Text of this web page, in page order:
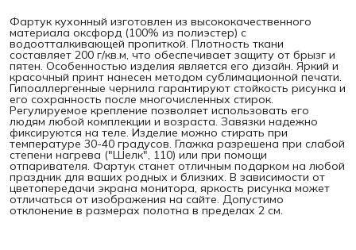
Фартук кухонный изготовлен из высококачественного
материала оксфорд (100% из полиэстер) с
водоотталкивающей пропиткой. Плотность ткани
составляет 200 г/кв.м, что обеспечивает защиту от брызг и
пятен. Особенностью изделия является его дизайн. Яркий и
красочный принт нанесен методом сублимационной печати.
Гипоаллергенные чернила гарантируют стойкость рисунка и
его сохранность после многочисленных стирок.
Регулируемое крепление позволяет использовать его
людям любой комплекции и возраста. Завязки надежно
фиксируются на теле. Изделие можно стирать при
температуре 30-40 градусов. Глажка разрешена при слабой
степени нагрева ("Шелк", 110) или при помощи
отпаривателя. Фартук станет отличным подарком на любой
праздник для ваших родных и близких. В зависимости от
цветопередачи экрана монитора, яркость рисунка может
отличаться от изображения на сайте. Допустимо
отклонение в размерах полотна в пределах 2 см.